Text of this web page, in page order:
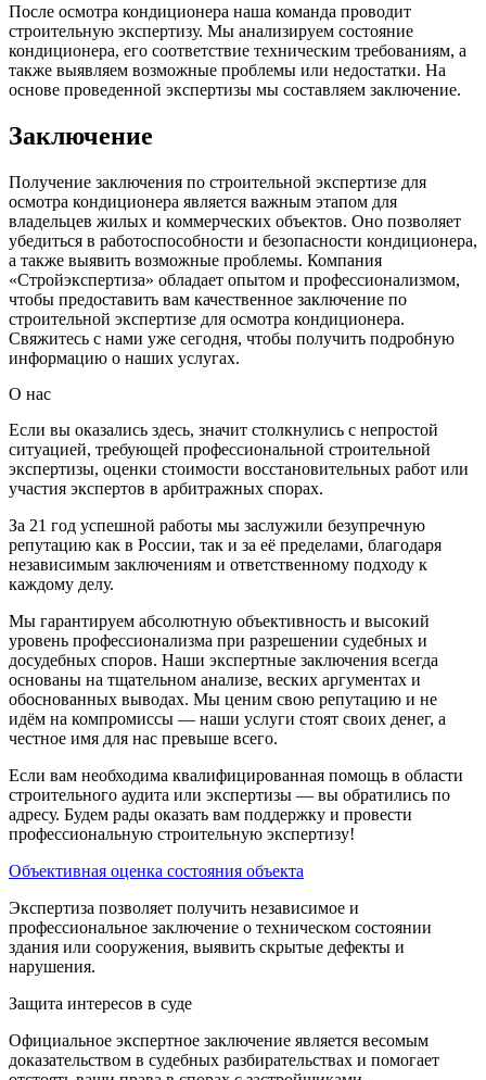
После осмотра кондиционера наша команда проводит
строительную экспертизу. Мы анализируем состояние
кондиционера, его соответствие техническим требованиям, а
также выявляем возможные проблемы или недостатки. На
основе проведенной экспертизы мы составляем заключение.
Заключение
Получение заключения по строительной экспертизе для
осмотра кондиционера является важным этапом для
владельцев жилых и коммерческих объектов. Оно позволяет
убедиться в работоспособности и безопасности кондиционера,
а также выявить возможные проблемы. Компания
«Стройэкспертиза» обладает опытом и профессионализмом,
чтобы предоставить вам качественное заключение по
строительной экспертизе для осмотра кондиционера.
Свяжитесь с нами уже сегодня, чтобы получить подробную
информацию о наших услугах.
О нас
Если вы оказались здесь, значит столкнулись с непростой
ситуацией, требующей профессиональной строительной
экспертизы, оценки стоимости восстановительных работ или
участия экспертов в арбитражных спорах.
За 21 год успешной работы мы заслужили безупречную
репутацию как в России, так и за её пределами, благодаря
независимым заключениям и ответственному подходу к
каждому делу.
Мы гарантируем абсолютную объективность и высокий
уровень профессионализма при разрешении судебных и
досудебных споров. Наши экспертные заключения всегда
основаны на тщательном анализе, веских аргументах и
обоснованных выводах. Мы ценим свою репутацию и не
идём на компромиссы — наши услуги стоят своих денег, а
честное имя для нас превыше всего.
Если вам необходима квалифицированная помощь в области
строительного аудита или экспертизы — вы обратились по
адресу. Будем рады оказать вам поддержку и провести
профессиональную строительную экспертизу!
Объективная оценка состояния объекта
Экспертиза позволяет получить независимое и
профессиональное заключение о техническом состоянии
здания или сооружения, выявить скрытые дефекты и
нарушения.
Защита интересов в суде
Официальное экспертное заключение является весомым
доказательством в судебных разбирательствах и помогает